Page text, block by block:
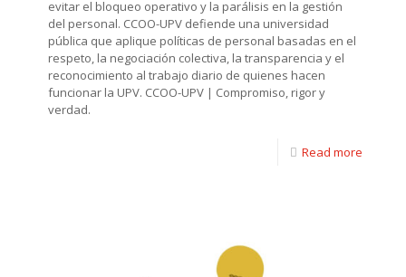
evitar el bloqueo operativo y la parálisis en la gestión
del personal. CCOO-UPV defiende una universidad
pública que aplique políticas de personal basadas en el
respeto, la negociación colectiva, la transparencia y el
reconocimiento al trabajo diario de quienes hacen
funcionar la UPV. CCOO-UPV | Compromiso, rigor y
verdad.
Read more